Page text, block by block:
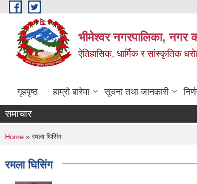
Skip to main content
भीमेश्वर नगरपालिका, नगर
ऐतिहासिक, धार्मिक र सांस्कृतिक
गृहपृष्ठ हाम्रो बारेमा सूचना तथा जानकारी
समाचार
You are here
Home » रमला घिसिंग
रमला घिसिंग